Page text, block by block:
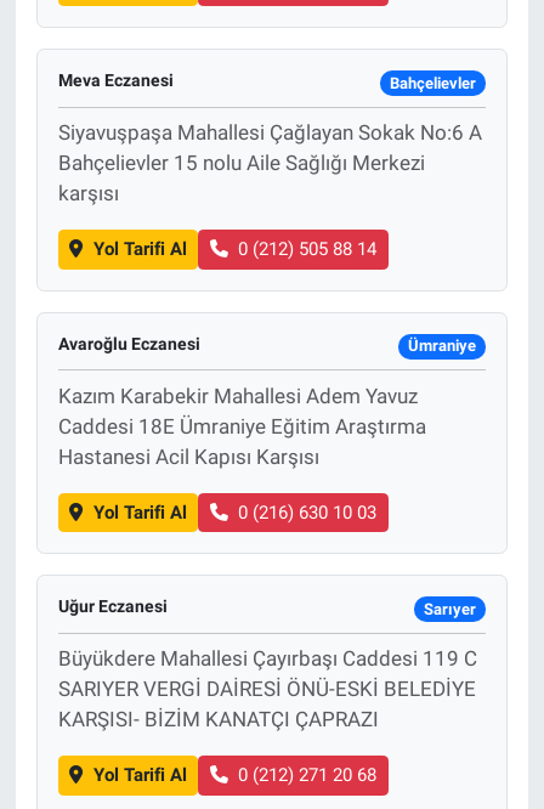
Meva Eczanesi Bahçelievler
Siyavuşpaşa Mahallesi Çağlayan Sokak No:6 A
Bahçelievler 15 nolu Aile Sağlığı Merkezi
karşısı
Yol Tarifi Al 0 (212) 505 88 14
Avaroğlu Eczanesi Ümraniye
Kazım Karabekir Mahallesi Adem Yavuz
Caddesi 18E Ümraniye Eğitim Araştırma
Hastanesi Acil Kapısı Karşısı
Yol Tarifi Al 0 (216) 630 10 03
Uğur Eczanesi Sarıyer
Büyükdere Mahallesi Çayırbaşı Caddesi 119 C
SARIYER VERGİ DAİRESİ ÖNÜ-ESKİ BELEDİYE
KARŞISI- BİZİM KANATÇI ÇAPRAZI
Yol Tarifi Al 0 (212) 271 20 68